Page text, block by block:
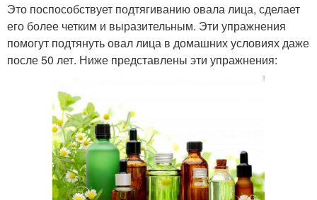
Это поспособствует подтягиванию овала лица, сделает
его более четким и выразительным. Эти упражнения
помогут подтянуть овал лица в домашних условиях даже
после 50 лет. Ниже представлены эти упражнения: